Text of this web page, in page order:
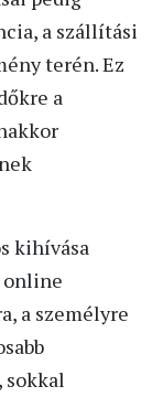
a szállítási
terén. Ez
a
kihívása
online
a személyre